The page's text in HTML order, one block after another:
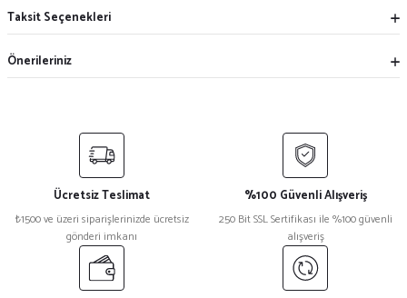
Taksit Seçenekleri
Önerileriniz
Ücretsiz Teslimat
₺1500 ve üzeri siparişlerinizde ücretsiz
gönderi imkanı
%100 Güvenli Alışveriş
250 Bit SSL Sertifikası ile %100 güvenli
alışveriş